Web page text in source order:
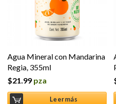
Agua Mineral con Mandarina
Regia, 355ml
$21.99 pza
Leer más